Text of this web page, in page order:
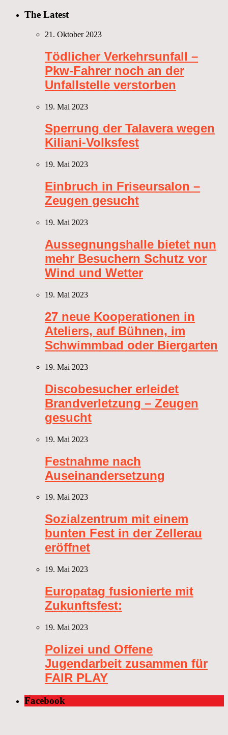
The Latest
21. Oktober 2023
Tödlicher Verkehrsunfall –
Pkw-Fahrer noch an der
Unfallstelle verstorben
19. Mai 2023
Sperrung der Talavera wegen
Kiliani-Volksfest
19. Mai 2023
Einbruch in Friseursalon –
Zeugen gesucht
19. Mai 2023
Aussegnungshalle bietet nun
mehr Besuchern Schutz vor
Wind und Wetter
19. Mai 2023
27 neue Kooperationen in
Ateliers, auf Bühnen, im
Schwimmbad oder Biergarten
19. Mai 2023
Discobesucher erleidet
Brandverletzung – Zeugen
gesucht
19. Mai 2023
Festnahme nach
Auseinandersetzung
19. Mai 2023
Sozialzentrum mit einem
bunten Fest in der Zellerau
eröffnet
19. Mai 2023
Europatag fusionierte mit
Zukunftsfest:
19. Mai 2023
Polizei und Offene
Jugendarbeit zusammen für
FAIR PLAY
Facebook